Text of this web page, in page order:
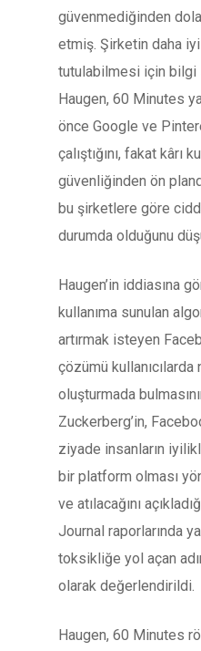
güvenmediğinden
etmiş. Şirketin daha
tutulabilmesi için bilgi
Haugen, 60 Minutes
önce Google ve
çalıştığını, fakat kârı
güvenliğinden ön
bu şirketlere göre
durumda olduğunu
Haugen’in iddiasına
kullanıma sunulan
artırmak isteyen
çözümü
oluşturmada
Zuckerberg’in,
ziyade insanların
bir platform olması
ve atılacağını
Journal raporlarında
toksikliğe yol açan
olarak değerlendirildi.
Haugen, 60 Minutes